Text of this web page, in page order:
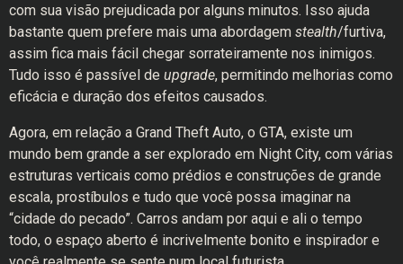
com sua visão prejudicada por alguns minutos. Isso ajuda
bastante quem prefere mais uma abordagem stealth/furtiva,
assim fica mais fácil chegar sorrateiramente nos inimigos.
Tudo isso é passível de upgrade, permitindo melhorias como
eficácia e duração dos efeitos causados.
Agora, em relação a Grand Theft Auto, o GTA, existe um
mundo bem grande a ser explorado em Night City, com várias
estruturas verticais como prédios e construções de grande
escala, prostíbulos e tudo que você possa imaginar na
“cidade do pecado”. Carros andam por aqui e ali o tempo
todo, o espaço aberto é incrivelmente bonito e inspirador e